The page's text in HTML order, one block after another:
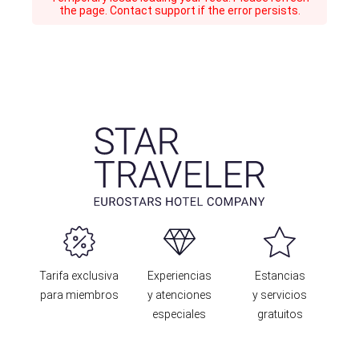
the page. Contact support if the error persists.
Tarifa exclusiva
para miembros
Experiencias
y atenciones
especiales
Estancias
y servicios
gratuitos